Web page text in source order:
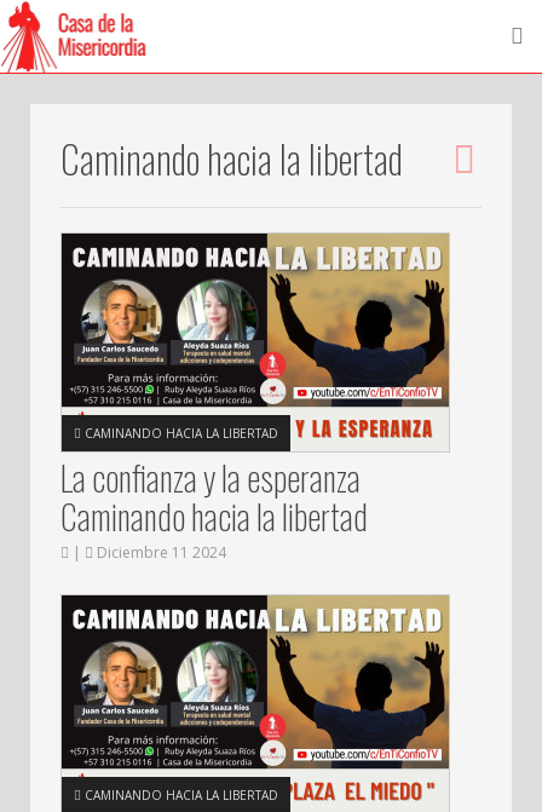
Caminando hacia la libertad
CAMINANDO HACIA LA LIBERTAD
La confianza y la esperanza
Caminando hacia la libertad
| Diciembre 11 2024
CAMINANDO HACIA LA LIBERTAD